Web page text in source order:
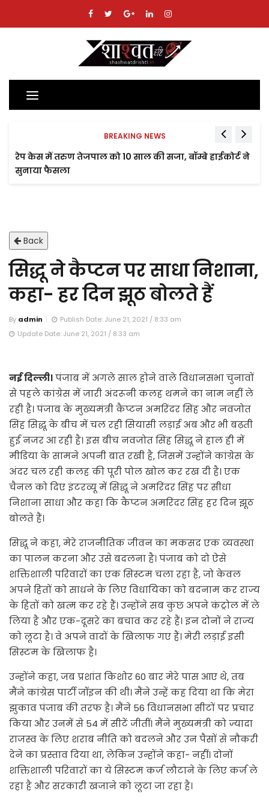
Toggle
navigation
BREAKING NEWS
रेप केस में तरुण तेजपाल को 10 साल की सजा, बॉम्बे हाईकोर्ट ने
सुनाया फैसला
Back
सिद्धू ने कैप्टन पर साधा निशाना,
कहा- हर दिन झूठ बोलते हैं
By admin
Publish Date: June 21, 2021 / 8:33 am
Update Date: June 21, 2021 / 8:33 am
नई दिल्ली।पंजाब में अगले साल होने वाले विधानसभा चुनावों
से पहले कांग्रेस में जारी अंदरूनी कलह थमने का नाम नहीं ले
रही है। पंजाब के मुख्यमंत्री कैप्टन अमरिंदर सिंह और नवजोत
सिंह सिद्धू के बीच में चल रही सियासी लड़ाई अब और भी बढ़ती
हुई नजर आ रही है। इस बीच नवजोत सिंह सिद्धू ने हाल ही में
मीडिया के सामने अपनी बात रखी है, जिसमें उन्होंने कांग्रेस के
अंदर चल रही कलह की पूरी पोल खोल कर रख दी है। एक
चैनल को दिए इंटरव्यू में सिद्धू ने अमरिंदर सिंह पर सीधा
निशाना साधा और कहा कि कैप्टन अमरिंदर सिंह हर दिन झूठ
बोलते हैं।
सिद्धू ने कहा, मेरे राजनीतिक जीवन का मकसद एक व्यवस्था
का पालन करना और उसे बदलना है। पंजाब को दो ऐसे
शक्तिशाली परिवारों का एक सिस्टम चला रहा है, जो केवल
अपने हितों को साधने के लिए विधायिका को बदनाम कर राज्य
के हितों को खत्म कर रहे हैं। उन्होंने सब कुछ अपने कंट्रोल में ले
लिया है और एक-दूसरे का बचाव कर रहे हैं। इन दोनों ने राज्य
को लूटा है। वे अपने वादों के खिलाफ गए हैं। मेरी लड़ाई इसी
सिस्टम के खिलाफ है।
उन्होंने कहा, जब प्रशांत किशोर 60 बार मेरे पास आए थे, तब
मैंने कांग्रेस पार्टी जॉइन की थी। मैंने उन्हें कह दिया था कि मेरा
झुकाव पंजाब की तरफ है। मैंने 56 विधानसभा सीटों पर प्रचार
किया और उनमें से 54 में सीटें जीतीं। मैंने मुख्यमंत्री को ज्यादा
राजस्व के लिए शराब नीति को बदलने और उन पैसों से नौकरी
देने का प्रस्ताव दिया था, लेकिन उन्होंने कहा- नहीं। दोनों
शक्तिशाली परिवारों का ये सिस्टम कर्ज लौटाने के लिए कर्ज ले
रहा है और सरकारी खजाने को लूटा जा रहा है।